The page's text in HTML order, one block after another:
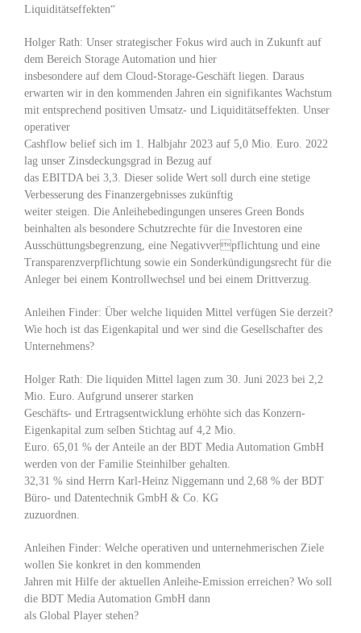
Liquiditätseffekten“
Holger Rath: Unser strategischer Fokus wird auch in Zukunft auf
dem Bereich Storage Automation und hier
insbesondere auf dem Cloud-Storage-Geschäft liegen. Daraus
erwarten wir in den kommenden Jahren ein signifikantes Wachstum
mit entsprechend positiven Umsatz- und Liquiditätseffekten. Unser
operativer
Cashflow belief sich im 1. Halbjahr 2023 auf 5,0 Mio. Euro. 2022
lag unser Zinsdeckungsgrad in Bezug auf
das EBITDA bei 3,3. Dieser solide Wert soll durch eine stetige
Verbesserung des Finanzergebnisses zukünftig
weiter steigen. Die Anleihebedingungen unseres Green Bonds
beinhalten als besondere Schutzrechte für die Investoren eine
Ausschüttungsbegrenzung, eine Negativverpflichtung und eine
Transparenzverpflichtung sowie ein Sonderkündigungsrecht für die
Anleger bei einem Kontrollwechsel und bei einem Drittverzug.
Anleihen Finder: Über welche liquiden Mittel verfügen Sie derzeit?
Wie hoch ist das Eigenkapital und wer sind die Gesellschafter des
Unternehmens?
Holger Rath: Die liquiden Mittel lagen zum 30. Juni 2023 bei 2,2
Mio. Euro. Aufgrund unserer starken
Geschäfts- und Ertragsentwicklung erhöhte sich das Konzern-
Eigenkapital zum selben Stichtag auf 4,2 Mio.
Euro. 65,01 % der Anteile an der BDT Media Automation GmbH
werden von der Familie Steinhilber gehalten.
32,31 % sind Herrn Karl-Heinz Niggemann und 2,68 % der BDT
Büro- und Datentechnik GmbH & Co. KG
zuzuordnen.
Anleihen Finder: Welche operativen und unternehmerischen Ziele
wollen Sie konkret in den kommenden
Jahren mit Hilfe der aktuellen Anleihe-Emission erreichen? Wo soll
die BDT Media Automation GmbH dann
als Global Player stehen?